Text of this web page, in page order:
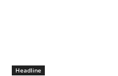
Headline